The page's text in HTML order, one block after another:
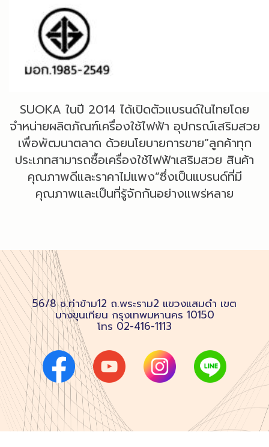
SUOKA ในปี 2014 ได้เปิดตัวแบรนด์ในไทยโดย
จำหน่ายผลิตภัณฑ์เครื่องใช้ไฟฟ้า อุปกรณ์เสริมสวย
เพื่อพัฒนาตลาด ด้วยนโยบายการขาย”ลูกค้าทุก
ประเภทสามารถซื้อเครื่องใช้ไฟฟ้าเสริมสวย สินค้า
คุณภาพดีและราคาไม่แพง”ซึ่งเป็นแบรนด์ที่มี
คุณภาพและเป็นที่รู้จักกันอย่างแพร่หลาย
56/8 ซ.ท่าข้าม12 ถ.พระราม2 แขวงแสมดำ เขต
บางขุนเทียน กรุงเทพมหานคร 10150
โทร 02-416-1113